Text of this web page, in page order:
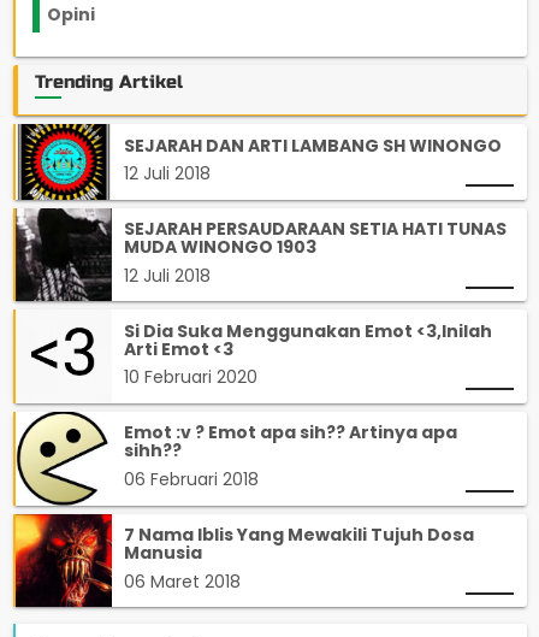
Opini
Trending Artikel
SEJARAH DAN ARTI LAMBANG SH WINONGO
12 Juli 2018
SEJARAH PERSAUDARAAN SETIA HATI TUNAS
MUDA WINONGO 1903
12 Juli 2018
Si Dia Suka Menggunakan Emot <3,Inilah
Arti Emot <3
10 Februari 2020
Emot :v ? Emot apa sih?? Artinya apa
sihh??
06 Februari 2018
7 Nama Iblis Yang Mewakili Tujuh Dosa
Manusia
06 Maret 2018